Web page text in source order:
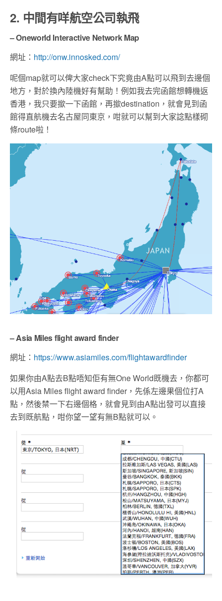
2. 中間有咩航空公司執飛
– Oneworld Interactive Network Map
網址： http://onw.innosked.com/
呢個map就可以俾大家check下究竟由A點可以飛到去邊個
地方，對於換內陸機好有幫助！例如我去完函館想轉機返
香港，我只要撳一下函館，再撳destination，就會見到函
館得直航機去名古屋同東京，咁就可以幫到大家諗點樣砌
條route啦！
– Asia Miles flight award finder
網址： https://www.asiamiles.com/flightawardfinder
如果你由A點去B點唔知佢有無One World既機去，你都可
以用Asia Miles flight award finder，先係左邊果個位打A
點，然後禁一下右邊個格，就會見到由A點出發可以直接
去到既航點，咁你望一望有無B點就可以。